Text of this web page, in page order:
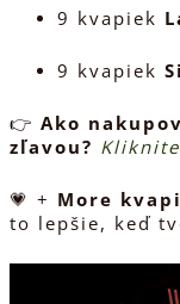
9 kvapiek
9 kvapiek
👉 Ako
zľavou?
💗 + More
to lepšie, keď